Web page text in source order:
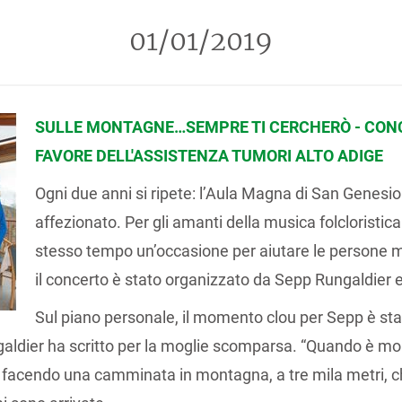
01/01/2019
SULLE MONTAGNE…SEMPRE TI CERCHERÒ -
FAVORE DELL'ASSISTENZA TUMORI ALTO ADIGE
Ogni due anni si ripete: l’Aula Magna di San
affezionato. Per gli amanti della musica
stesso tempo un’occasione per aiutare le persone
il concerto è stato organizzato da Sepp Rungaldier
Sul piano personale, il momento clou per Sepp è
ha scritto per la moglie scomparsa. “Quando è
una camminata in montagna, a tre mila metri,